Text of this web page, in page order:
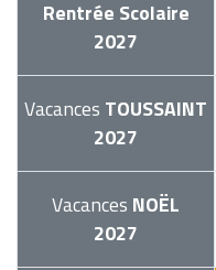
Rentrée Scolaire
2027
Vacances TOUSSAINT
2027
Vacances NOËL
2027